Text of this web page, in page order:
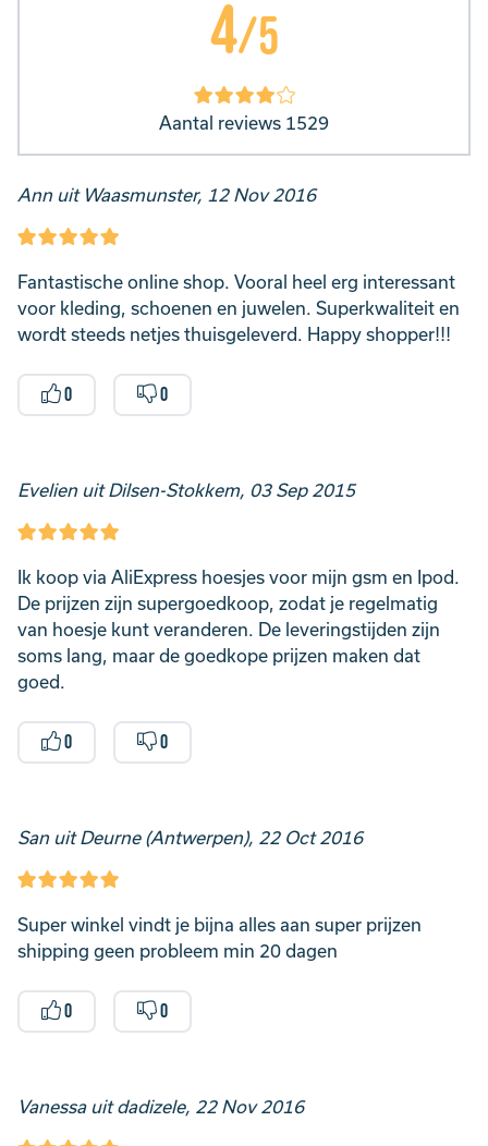
4/5
Aantal reviews 1529
Ann uit Waasmunster, 12 Nov 2016
Fantastische online shop. Vooral heel erg interessant
voor kleding, schoenen en juwelen. Superkwaliteit en
wordt steeds netjes thuisgeleverd. Happy shopper!!!
0 0
Evelien uit Dilsen-Stokkem, 03 Sep 2015
Ik koop via AliExpress hoesjes voor mijn gsm en Ipod.
De prijzen zijn supergoedkoop, zodat je regelmatig
van hoesje kunt veranderen. De leveringstijden zijn
soms lang, maar de goedkope prijzen maken dat
goed.
0 0
San uit Deurne (Antwerpen), 22 Oct 2016
Super winkel vindt je bijna alles aan super prijzen
shipping geen probleem min 20 dagen
0 0
Vanessa uit dadizele, 22 Nov 2016